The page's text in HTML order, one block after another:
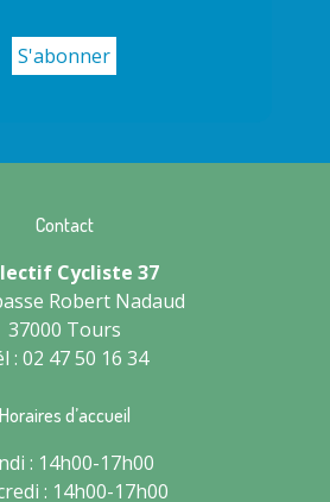
Contact
Cycliste 37
Robert Nadaud
37000 Tours
: 02 47 50 16 34
Horaires d’accueil
: 14h00-17h00
: 14h00-17h00